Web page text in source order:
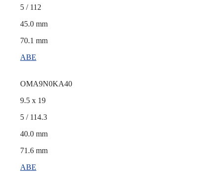
5 / 112
45.0 mm
70.1 mm
ABE
OMA9N0KA40
9.5 x 19
5 / 114.3
40.0 mm
71.6 mm
ABE